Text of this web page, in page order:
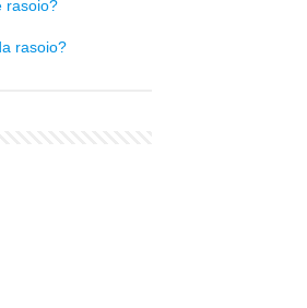
rasoio?
rasoio?